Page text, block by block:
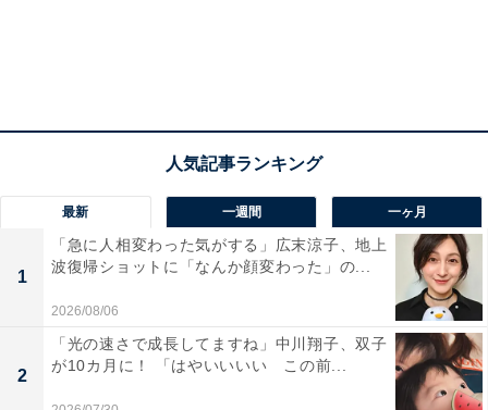
最新 一週間 一ヶ月
1
「急に人相変わった気がする」広末涼子、地上
波復帰ショットに「なんか顔変わった」の...
2026/08/06
2
「光の速さで成長してますね」中川翔子、双子
が10カ月に！ 「はやいいいい この前...